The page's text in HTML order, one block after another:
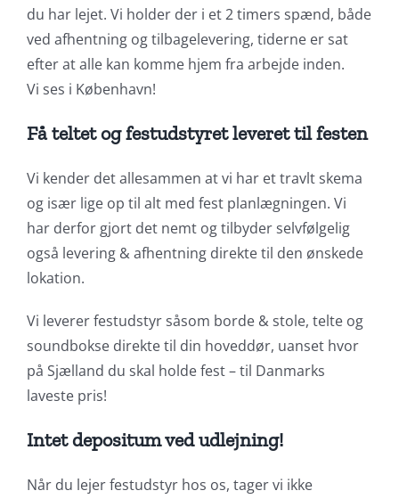
du har lejet. Vi holder der i et 2 timers spænd, både
ved afhentning og tilbagelevering, tiderne er sat
efter at alle kan komme hjem fra arbejde inden.
Vi ses i København!
Få teltet og festudstyret leveret til festen
Vi kender det allesammen at vi har et travlt skema
og især lige op til alt med fest planlægningen. Vi
har derfor gjort det nemt og tilbyder selvfølgelig
også levering & afhentning direkte til den ønskede
lokation.
Vi leverer festudstyr såsom borde & stole, telte og
soundbokse direkte til din hoveddør, uanset hvor
på Sjælland du skal holde fest – til Danmarks
laveste pris!
Intet depositum ved udlejning!
Når du lejer festudstyr hos os, tager vi ikke